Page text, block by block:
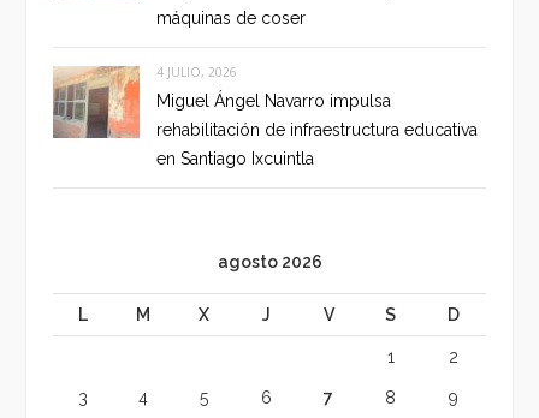
máquinas de coser
4 JULIO, 2026
Miguel Ángel Navarro impulsa
rehabilitación de infraestructura educativa
en Santiago Ixcuintla
agosto 2026
L M X J V S D
1 2
3 4 5 6 7 8 9